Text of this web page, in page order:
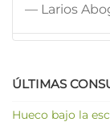
— Larios
ÚLTIMAS
Hueco bajo la